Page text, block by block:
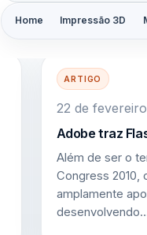
Home Impressão 3D
ARTIGO
22 de
Adobe traz
Além de ser o
Congress 2010,
amplamente